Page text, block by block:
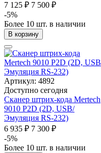
7 125 ₽ 7 500 ₽
-5%
Более 10 шт. в наличии
В корзину
Артикул: 4892
Доступно сегодня
Сканер штрих-кода Mertech
9010 P2D (2D, USB/
Эмуляция RS-232)
6 935 ₽ 7 300 ₽
-5%
Более 10 шт. в наличии